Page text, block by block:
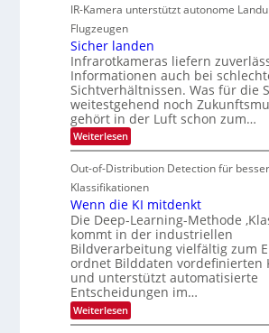
M
e
m
s
u
n
d
M
a
n
t
i
S
p
e
c
t
r
a
l
i
c
h
k
e
i
t
e
n
d
e
r
i
n
V
I
S
I
O
N
T
e
c
h
T
a
l
k
u
i
d
e
d
T
o
u
r
e
u
d
e
r
V
I
IR-Kamera unterstützt autonome
Flugzeugen
Sicher landen
Infrarotkameras liefern
Informationen auch bei
Sichtverhältnissen. Was für die
weitestgehend noch
gehört in der Luft schon zum…
Weiterlesen:
S
c
h
e
l
a
n
d
e
n
Out-of-Distribution Detection für
Klassifikationen
Wenn die KI mitdenkt
Die Deep-Learning-Methode
kommt in der industriellen
Bildverarbeitung vielfältig zum
ordnet Bilddaten vordefinierten
und unterstützt automatisierte
Entscheidungen im…
Weiterlesen:
W